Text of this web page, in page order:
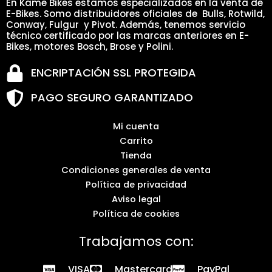
E-Bikes. Somo distribuidores oficiales de Bulls, Rotwild,
Conway, Fulgur y Pivot. Además, tenemos servicio
técnico certificado por las marcas anteriores en E-
Bikes, motores Bosch, Brose y Polini.
ENCRIPTACIÓN SSL PROTEGIDA
PAGO SEGURO GARANTIZADO
Mi cuenta
Carrito
Tienda
Condiciones generales de venta
Política de privacidad
Aviso legal
Política de cookies
Trabajamos con:
VISA Mastercard PayPal